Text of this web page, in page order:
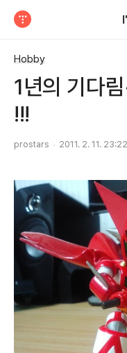
Hobby
1년의 기다
!!!
prostars 2011. 2. 11. 23:22